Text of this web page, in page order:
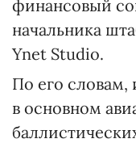
финансовый
начальника
Ynet Studio.
По его словам,
в основном